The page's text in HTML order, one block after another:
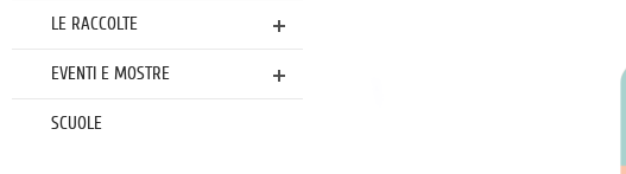
LE RACCOLTE
EVENTI E MOSTRE
SCUOLE